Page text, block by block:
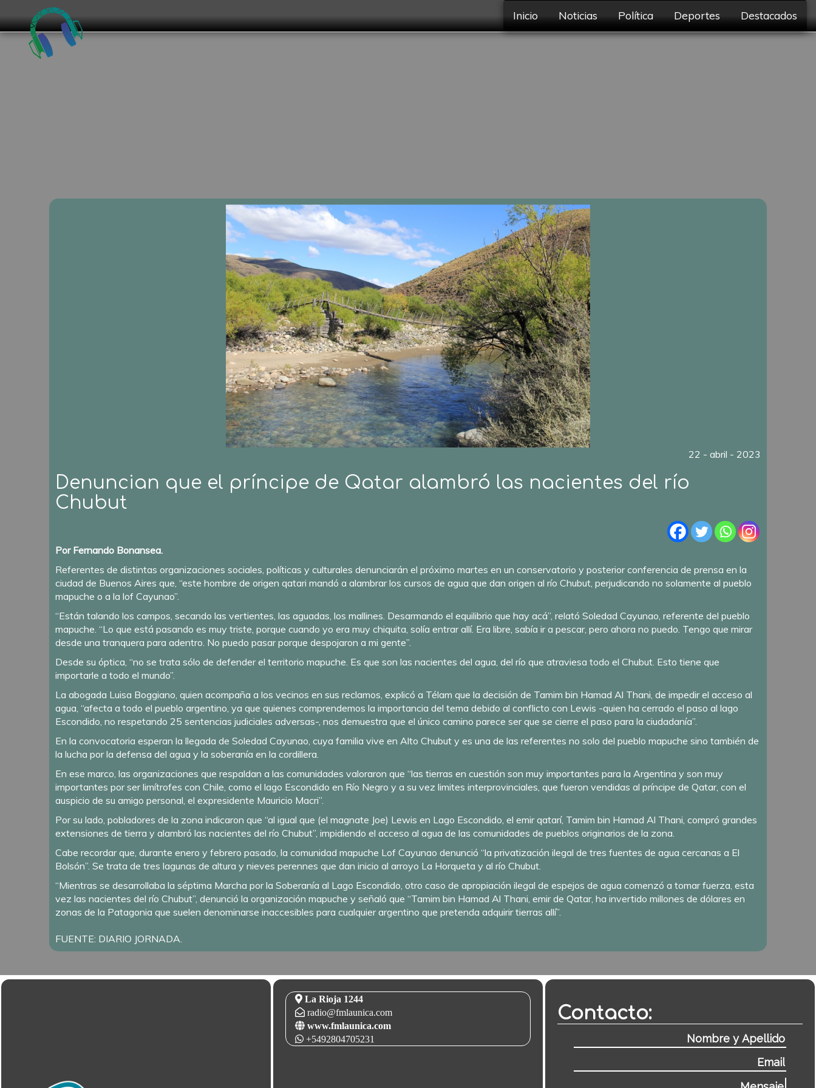
Inicio Noticias Política Deportes Destacados
22 - abril - 2023
Denuncian que el príncipe de Qatar alambró las nacientes del río
Chubut
Por Fernando Bonansea.
Referentes de distintas organizaciones sociales, políticas y culturales denunciarán el próximo martes en un conservatorio y posterior conferencia de prensa en la
ciudad de Buenos Aires que, “este hombre de origen qatari mandó a alambrar los cursos de agua que dan origen al río Chubut, perjudicando no solamente al pueblo
mapuche o a la lof Cayunao”.
“Están talando los campos, secando las vertientes, las aguadas, los mallines. Desarmando el equilibrio que hay acá”, relató Soledad Cayunao, referente del pueblo
mapuche. “Lo que está pasando es muy triste, porque cuando yo era muy chiquita, solía entrar allí. Era libre, sabía ir a pescar, pero ahora no puedo. Tengo que mirar
desde una tranquera para adentro. No puedo pasar porque despojaron a mi gente”.
Desde su óptica, “no se trata sólo de defender el territorio mapuche. Es que son las nacientes del agua, del río que atraviesa todo el Chubut. Esto tiene que
importarle a todo el mundo”.
La abogada Luisa Boggiano, quien acompaña a los vecinos en sus reclamos, explicó a Télam que la decisión de Tamim bin Hamad Al Thani, de impedir el acceso al
agua, “afecta a todo el pueblo argentino, ya que quienes comprendemos la importancia del tema debido al conflicto con Lewis -quien ha cerrado el paso al lago
Escondido, no respetando 25 sentencias judiciales adversas-, nos demuestra que el único camino parece ser que se cierre el paso para la ciudadanía”.
En la convocatoria esperan la llegada de Soledad Cayunao, cuya familia vive en Alto Chubut y es una de las referentes no solo del pueblo mapuche sino también de
la lucha por la defensa del agua y la soberanía en la cordillera.
En ese marco, las organizaciones que respaldan a las comunidades valoraron que “las tierras en cuestión son muy importantes para la Argentina y son muy
importantes por ser limítrofes con Chile, como el lago Escondido en Río Negro y a su vez limites interprovinciales, que fueron vendidas al príncipe de Qatar, con el
auspicio de su amigo personal, el expresidente Mauricio Macri”.
Por su lado, pobladores de la zona indicaron que “al igual que (el magnate Joe) Lewis en Lago Escondido, el emir qatarí, Tamim bin Hamad Al Thani, compró grandes
extensiones de tierra y alambró las nacientes del río Chubut”, impidiendo el acceso al agua de las comunidades de pueblos originarios de la zona.
Cabe recordar que, durante enero y febrero pasado, la comunidad mapuche Lof Cayunao denunció “la privatización ilegal de tres fuentes de agua cercanas a El
Bolsón”. Se trata de tres lagunas de altura y nieves perennes que dan inicio al arroyo La Horqueta y al río Chubut.
“Mientras se desarrollaba la séptima Marcha por la Soberanía al Lago Escondido, otro caso de apropiación ilegal de espejos de agua comenzó a tomar fuerza, esta
vez las nacientes del río Chubut”, denunció la organización mapuche y señaló que “Tamim bin Hamad Al Thani, emir de Qatar, ha invertido millones de dólares en
zonas de la Patagonia que suelen denominarse inaccesibles para cualquier argentino que pretenda adquirir tierras allí”.
FUENTE: DIARIO JORNADA.
La Rioja 1244
radio@fmlaunica.com
www.fmlaunica.com
+5492804705231
Contacto: